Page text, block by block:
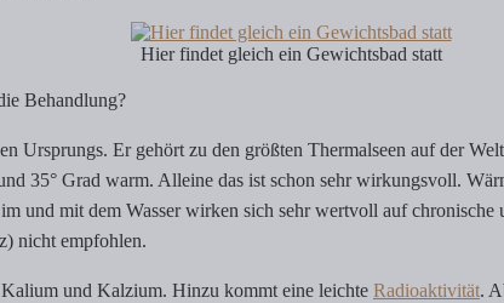
Hier findet gleich ein Gewichtsbad statt
Behandlung?
Er gehört zu den größten Thermalseen auf der
35° Grad warm. Alleine das ist schon sehr wirkungsvoll.
und mit dem Wasser wirken sich sehr wertvoll auf
nicht empfohlen.
und Kalzium. Hinzu kommt eine leichte Radioaktivität.